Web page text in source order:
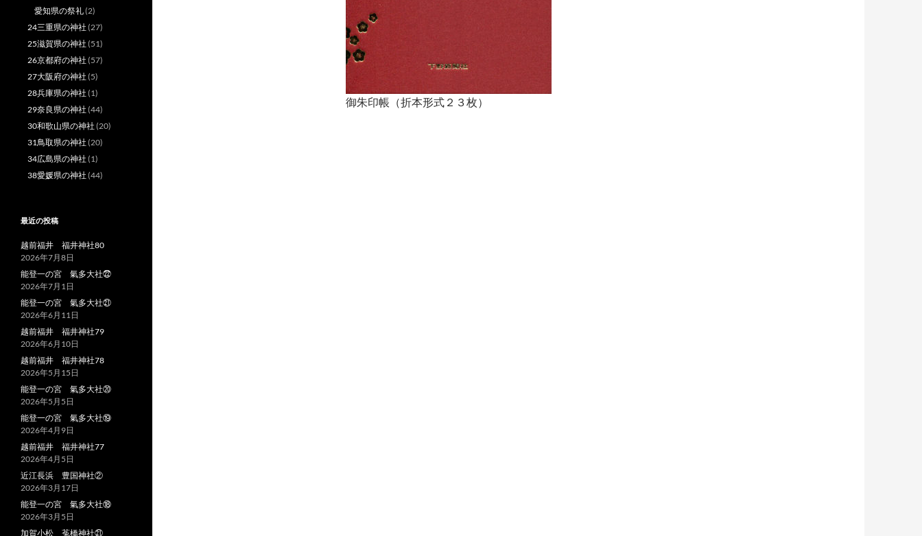
御朱印帳（折本形式２３枚）
愛知県の祭礼(2)
24三重県の神社 (27)
25滋賀県の神社 (51)
26京都府の神社 (57)
27大阪府の神社 (5)
28兵庫県の神社 (1)
29奈良県の神社 (44)
30和歌山県の神社 (20)
31鳥取県の神社 (20)
34広島県の神社 (1)
38愛媛県の神社 (44)
最近の投稿
越前福井 福井神社80
2026年7月8日
能登一の宮 氣多大社㉒
2026年7月1日
能登一の宮 氣多大社㉑
2026年6月11日
越前福井 福井神社79
2026年6月10日
越前福井 福井神社78
2026年5月15日
能登一の宮 氣多大社⑳
2026年5月5日
能登一の宮 氣多大社⑲
2026年4月9日
越前福井 福井神社77
2026年4月5日
近江長浜 豊国神社②
2026年3月17日
能登一の宮 氣多大社⑱
2026年3月5日
加賀小松 菟橋神社㉑